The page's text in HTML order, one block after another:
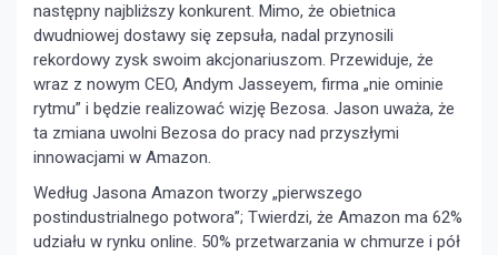
następny najbliższy konkurent. Mimo, że obietnica
dwudniowej dostawy się zepsuła, nadal przynosili
rekordowy zysk swoim akcjonariuszom. Przewiduje, że
wraz z nowym CEO, Andym Jasseyem, firma „nie ominie
rytmu” i będzie realizować wizję Bezosa. Jason uważa, że ​​
ta zmiana uwolni Bezosa do pracy nad przyszłymi
innowacjami w Amazon.
Według Jasona Amazon tworzy „pierwszego
postindustrialnego potwora”; Twierdzi, że Amazon ma 62%
udziału w rynku online. 50% przetwarzania w chmurze i pół